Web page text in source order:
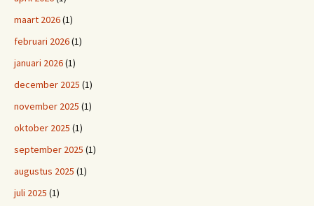
maart 2026(1)
februari 2026(1)
januari 2026(1)
december 2025 (1)
november 2025 (1)
oktober 2025 (1)
september 2025 (1)
augustus 2025 (1)
juli 2025 (1)